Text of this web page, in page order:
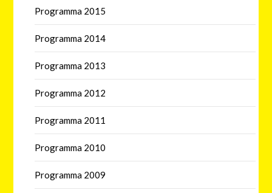
Programma 2015
Programma 2014
Programma 2013
Programma 2012
Programma 2011
Programma 2010
Programma 2009